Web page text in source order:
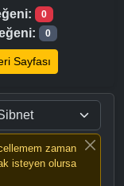
0
0
Sayfası
zaman
isteyen olursa